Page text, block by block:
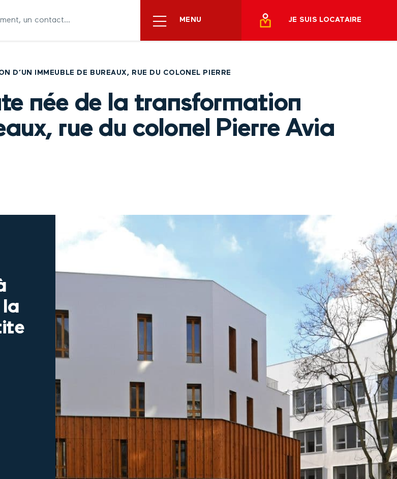
MENU JE SUIS LOCATAIRE
D’UN IMMEUBLE DE BUREAUX, RUE DU COLONEL PIERRE
née de la transformation
rue du colonel Pierre Avia
la